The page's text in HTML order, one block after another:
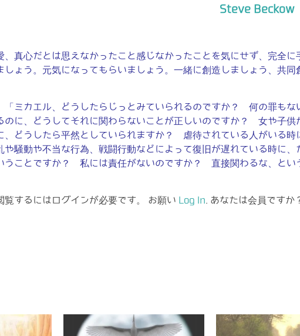
Steve Beckow
、真心だとは思えなかったこと感じなかったことを気にせず、完全に
しょう。元気になってもらいましょう。一緒に創造しましょう、共同
「ミカエル、どうしたらじっとみていられるのですか？ 何の罪もな
のに、どうしてそれに関わらないことが正しいのですか？ 女や子供
、どうしたら平然としていられますか？ 虐待されている人がいる時
騒動や不当な行為、戦闘行動などによって復旧が遅れている時に、
うことですか？ 私には責任がないのですか？ 直接関わるな、とい
覧するにはログインが必要です。 お願い Log In . あなたは会員ですか